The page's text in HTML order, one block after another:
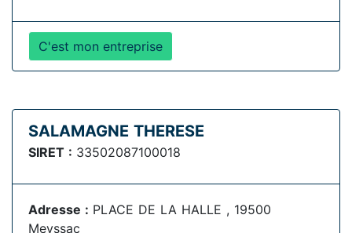
C'est mon entreprise
SALAMAGNE THERESE
SIRET : 33502087100018
Adresse : PLACE DE LA HALLE , 19500
Meyssac